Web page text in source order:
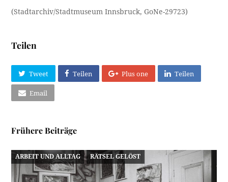
(Stadtarchiv/Stadtmuseum Innsbruck, GoNe-29723)
Teilen
Tweet Teilen Plus one Teilen
Email
Frühere Beiträge
ARBEIT UND ALLTAG RÄTSEL GELÖST